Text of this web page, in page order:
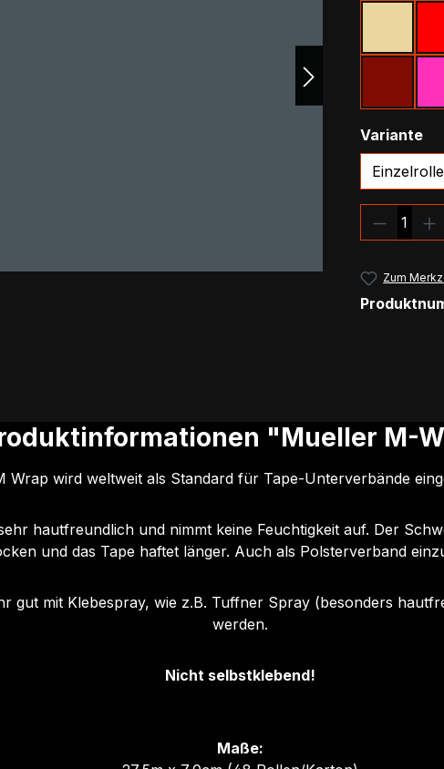
Variante
Einzelrolle
Zum
"Mueller M-
Wrap wird weltweit als Standard für Tape-Unterverbände
hautfreundlich und nimmt keine Feuchtigkeit auf. Der
und das Tape haftet länger. Auch als Polsterverband
gut mit Klebespray, wie z.B. Tuffner Spray (besonders
werden.
Nicht selbstklebend!
Maße: